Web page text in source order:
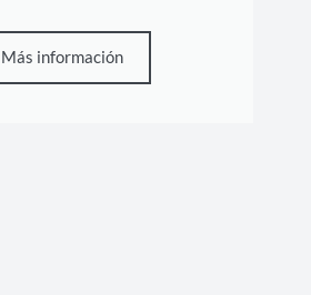
Más información